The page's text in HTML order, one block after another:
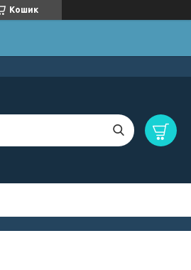
Кошик